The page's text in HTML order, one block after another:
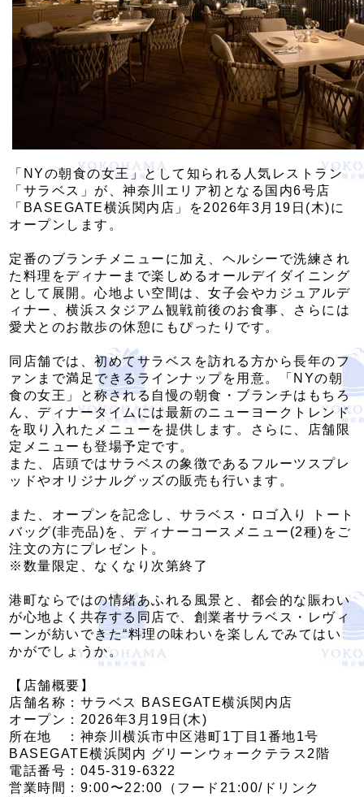
「NYの朝食の女王」として知られる人気レストラン
「サラベス」が、神奈川エリア初となる国内6号店
「BASEGATE横浜関内店」を2026年3月19日(木)に
オープンします。
定番のブランチメニューに加え、ヘルシーで洗練され
た料理をディナーまで楽しめるオールデイダイニング
として展開。心地よい空間は、女子会やカジュアルデ
ィナー、横浜スタジアム観戦前後のお食事、さらには
愛犬とのお散歩の休憩にもぴったりです。
同店舗では、初めてサラベスを訪れる方から長年のフ
ァンまで満足できるラインナップを用意。「NYの朝
食の女王」と称される自慢の朝食・ブランチはもちろ
ん、ディナータイムには最新のニューヨークトレンド
を取り入れたメニューを提供します。さらに、店舗限
定メニューも登場予定です。
また、店頭ではサラベスの象徴であるフルーツスプレ
ッドやオリジナルグッズの販売も行います。
また、オープンを記念し、サラベス・ロゴ入り トート
バッグ(非売品)を、ディナーコースメニュー(2種)をご
注文の方にプレゼント。
※数量限定、なくなり次第終了
港町ならではの情緒あふれる風景と、都会的な賑わい
が心地よく共存する同店で、創業者サラベス・レヴィ
ーンが紡いできた“料理の味わいを楽しんでみてはい
かがでしょうか。
【店舗概要】
店舗名称：サラベス BASEGATE横浜関内店
オープン：2026年3月19日(木)
所在地 ：神奈川横浜市中区港町1丁目1番地1号
BASEGATE横浜関内 グリーンウォークテラス2階
電話番号：045-319-6322
営業時間：9:00〜22:00（フード21:00/ドリンク